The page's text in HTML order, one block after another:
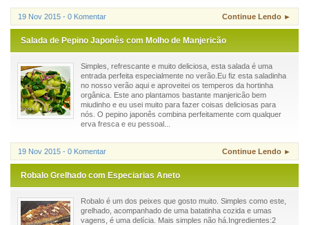
19 Nov 2015 - 0 Komentar Continue Lendo ►
Salada de Pepino Japonês com Molho de Manjericão
Simples, refrescante e muito deliciosa, esta salada é uma
entrada perfeita especialmente no verão.Eu fiz esta saladinha
no nosso verão aqui e aproveitei os temperos da hortinha
orgânica. Este ano plantamos bastante manjericão bem
miudinho e eu usei muito para fazer coisas deliciosas para
nós. O pepino japonês combina perfeitamente com qualquer
erva fresca e eu pessoal...
19 Nov 2015 - 0 Komentar Continue Lendo ►
Robalo Grelhado com Especiarias Aneto
Robalo é um dos peixes que gosto muito. Simples como este,
grelhado, acompanhado de uma batatinha cozida e umas
vagens, é uma delícia. Mais simples não há.Ingredientes:2